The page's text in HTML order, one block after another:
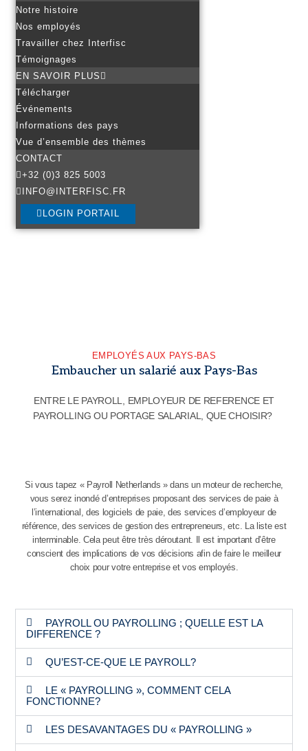
Notre histoire
Nos employés
Travailler chez Interfisc
Témoignages
EN SAVOIR PLUS
Télécharger
Événements
Informations des pays
Vue d’ensemble des thèmes
CONTACT
+32 (0)3 825 5003
INFO@INTERFISC.FR
LOGIN PORTAIL
EMPLOYÉS AUX PAYS-BAS
Embaucher un salarié aux Pays-Bas
ENTRE LE PAYROLL, EMPLOYEUR DE REFERENCE ET
PAYROLLING OU PORTAGE SALARIAL, QUE CHOISIR?
Si vous tapez « Payroll Netherlands » dans un moteur de recherche,
vous serez inondé d’entreprises proposant des services de paie à
l’international, des logiciels de paie, des services d’employeur de
référence, des services de gestion des entrepreneurs, etc. La liste est
interminable. Cela peut être très déroutant. Il est important d’être
conscient des implications de vos décisions afin de faire le meilleur
choix pour votre entreprise et vos employés.
PAYROLL OU PAYROLLING ; QUELLE EST LA
DIFFERENCE ?
QU’EST-CE-QUE LE PAYROLL?
LE « PAYROLLING », COMMENT CELA
FONCTIONNE?
LES DESAVANTAGES DU « PAYROLLING »